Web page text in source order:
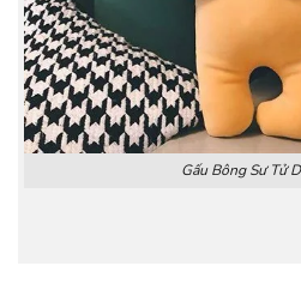
Gấu Bông Sư Tử